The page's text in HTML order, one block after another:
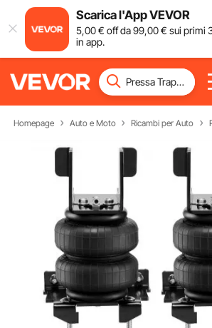
Scarica l'App VEVOR
5,00€ off da99,00€ sui primi
in app.
Homepage Auto e Moto Ricambi per Auto